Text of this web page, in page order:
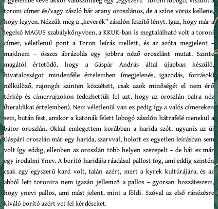
toroni címer és/vagy zászló bár arany oroszlános, de a színe vörös kellene,
hogy legyen. Nézzük meg a „keverék” zászlón feszítő lényt. Igaz, hogy már a
legelső MAGUS szabálykönyvben, a KKUK-ban is megtalálható volt a toroni
címer, véletlenül pont a Toron leírás mellett, és az azóta megjelent –
majdnem – összes ábrázolás egy jobbra néző oroszlánt mutat. Szinte
magától értetődő, hogy a Gáspár András által újabban készülő,
hivatalosságot mindenféle értelemben (megjelenés, igazodás, források)
nélkülöző, rajongói szinten közzétett, csak azok minőségét el nem érő
térkép és címerrajzokon fedezhettük fel azt, hogy az oroszlán balra néz
(heraldikai értelemben). Nem véletlenül van ez pedig így a valós címereken
sem, bután fest, amikor a katonák felett lobogó zászlón hátrafelé menekül a
bátor oroszlán. Okkal emlegettem korábban a harida szót, ugyanis az új
Gáspári oroszlán már egy harida, szarvval, holott ez egyetlen leírásban sem
volt így eddig, ellenben az oroszlán több helyen szerepelt – de hát ez már
egy irodalmi Ynev. A borító haridája ráadásul pallost fog, ami eddig szintén
csak egy egyszerű kard volt, talán azért, mert a kyrek kultúrájára, és az
abból lett toronira nem igazán jellemző a pallos – gyorsan hozzáteszem,
hogy ynevi pallos, ami mást jelent, mint a földi. Szóval az első ránézésre
kiváló borító azért vet fel kérdéseket.